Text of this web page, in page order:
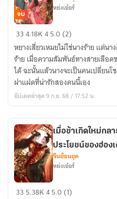
บทบาท
มารดา
ของ
เหล่า
ตัว
ร้าย
ใช่
จะ
เป็น
ได้
ง่ายๆ
เสีย
หน่อย
จบ
หย่งเอ๋อร์
334.18K45.0 (2)
หยางเสี่ยวเหมยไม่ใช่นางร้าย แต่น
ร้าย เมื่อความสัมพันธ์ทางสายเลือ
ได้ ฉะนั้นแล้วนางจะเป็นคนเปลี่ยนโ
ฝาแฝดที่น่ารักสองคนนี้เอง
อัปเดตล่าสุด 9 ก.ย. 68 / 17:52 น.
เมื่อ
เมื่อข้าเกิดใหม่กล
ประโยชน์ของฮ่องเ
จีนย้อนยุค
หย่งเอ๋อร์
33 5.38K45.0 (1)